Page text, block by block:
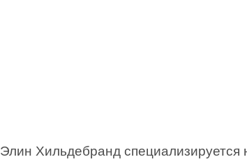
Элин Хильдебранд